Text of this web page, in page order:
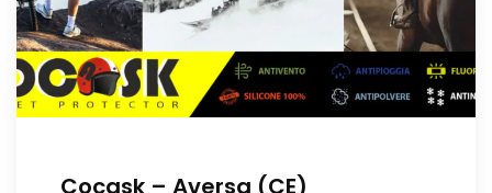
Cocask – Aversa (CE)